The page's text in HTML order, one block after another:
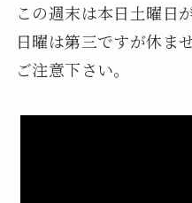
この週末は本日土曜日
日曜は第三ですが休ま
ご注意下さい。